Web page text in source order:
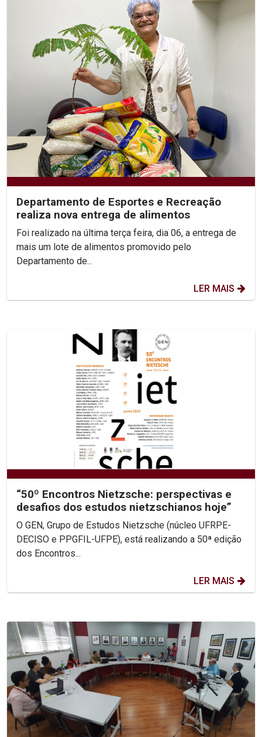
Departamento de Esportes e Recreação
realiza nova entrega de alimentos
Foi realizado na última terça feira, dia 06, a entrega de
mais um lote de alimentos promovido pelo
Departamento de...
LER MAIS
“50º Encontros Nietzsche: perspectivas e
desafios dos estudos nietzschianos hoje”
O GEN, Grupo de Estudos Nietzsche (núcleo UFRPE-
DECISO e PPGFIL-UFPE), está realizando a 50ª edição
dos Encontros...
LER MAIS